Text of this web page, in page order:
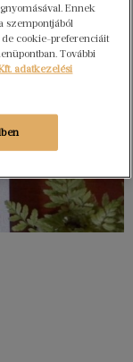
Ennek
szempontjából
de cookie-preferenciáit
További
adatkezelési